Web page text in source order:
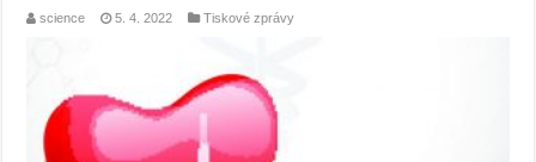
science 5. 4. 2022 Tiskové zprávy